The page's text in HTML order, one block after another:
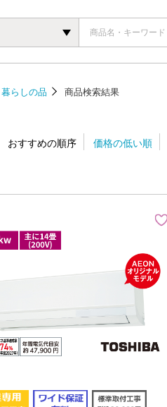
暮らしの品 商品検索結果
おすすめの順序 価格の低い順